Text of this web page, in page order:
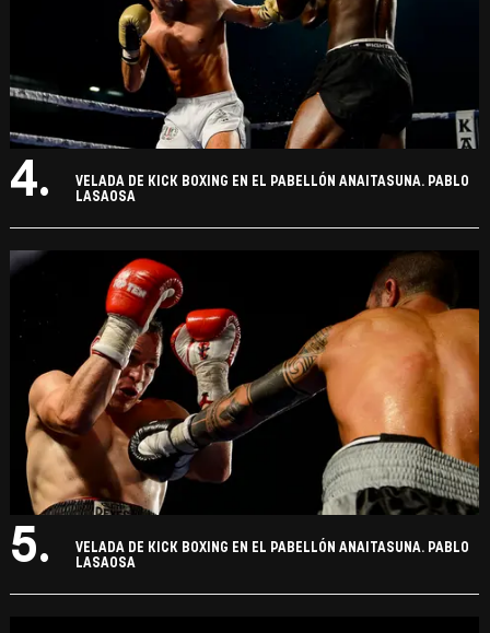
4.
VELADA DE KICK BOXING EN EL PABELLÓN ANAITASUNA. PABLO
LASAOSA
5.
VELADA DE KICK BOXING EN EL PABELLÓN ANAITASUNA. PABLO
LASAOSA